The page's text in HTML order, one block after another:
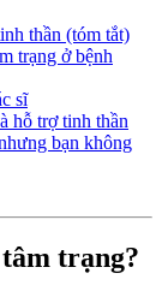
thần (tóm tắt)
trạng ở bệnh
sĩ
hỗ trợ tinh thần
bạn không
trạng?